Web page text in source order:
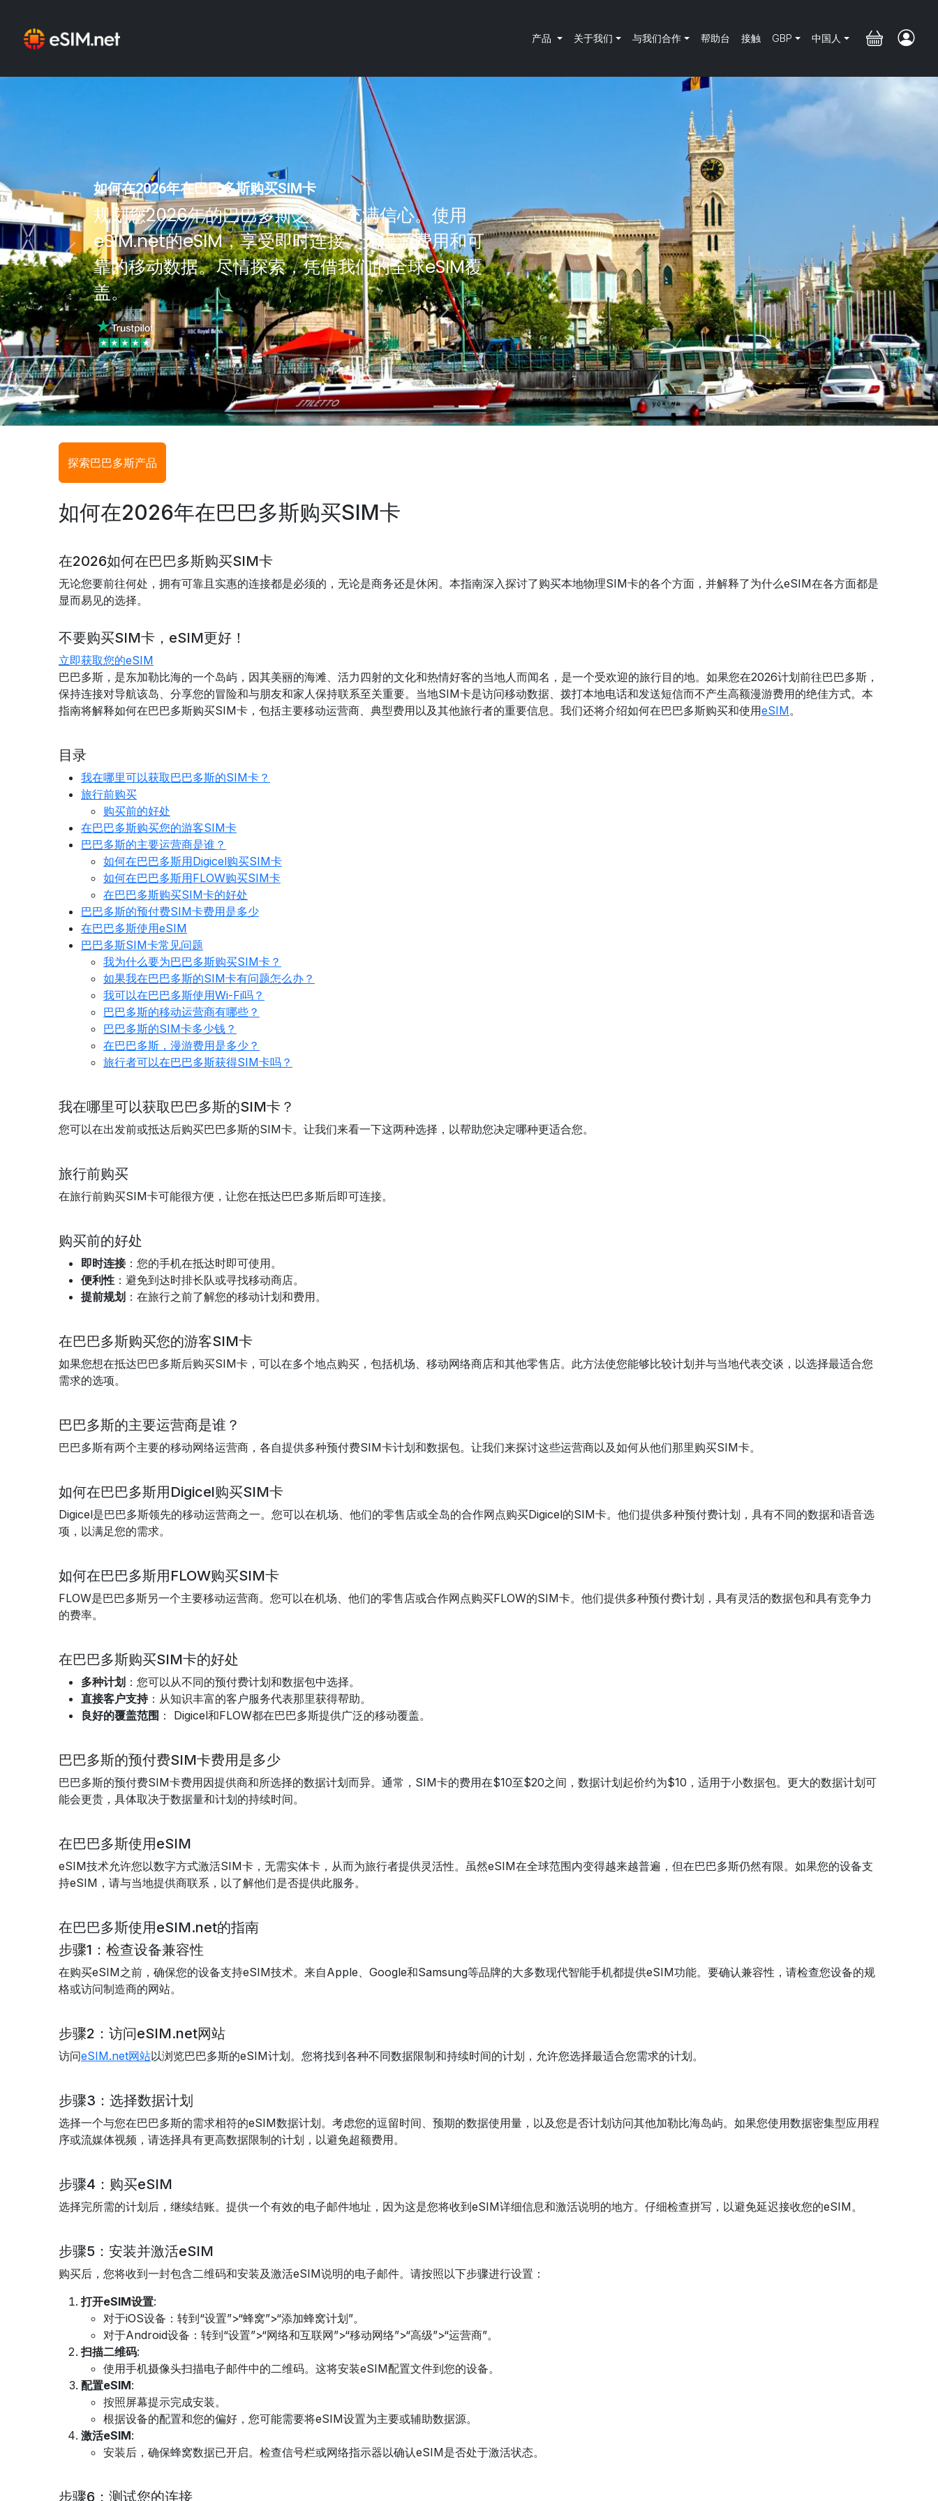
产品 关于我们 与我们合作 帮助台 接触 GBP 中国人
如何在2026年在巴巴多斯购买SIM卡
规划您2026年的巴巴多斯之旅，充满信心。使用
eSIM.net的eSIM，享受即时连接、无漫游费用和可
靠的移动数据。尽情探索，凭借我们的全球eSIM覆
盖。
Previous Next
探索巴巴多斯产品
如何在2026年在巴巴多斯购买SIM卡
在2026如何在巴巴多斯购买SIM卡
无论您要前往何处，拥有可靠且实惠的连接都是必须的，无论是商务还是休闲。本指南深入探讨了购买本地物理SIM卡的各个方面，并解释了为什么eSIM在各方面都是
显而易见的选择。
不要购买SIM卡，eSIM更好！
立即获取您的eSIM
巴巴多斯，是东加勒比海的一个岛屿，因其美丽的海滩、活力四射的文化和热情好客的当地人而闻名，是一个受欢迎的旅行目的地。如果您在2026计划前往巴巴多斯，
保持连接对导航该岛、分享您的冒险和与朋友和家人保持联系至关重要。当地SIM卡是访问移动数据、拨打本地电话和发送短信而不产生高额漫游费用的绝佳方式。本
指南将解释如何在巴巴多斯购买SIM卡，包括主要移动运营商、典型费用以及其他旅行者的重要信息。我们还将介绍如何在巴巴多斯购买和使用eSIM。
目录
我在哪里可以获取巴巴多斯的SIM卡？
旅行前购买
购买前的好处
在巴巴多斯购买您的游客SIM卡
巴巴多斯的主要运营商是谁？
如何在巴巴多斯用Digicel购买SIM卡
如何在巴巴多斯用FLOW购买SIM卡
在巴巴多斯购买SIM卡的好处
巴巴多斯的预付费SIM卡费用是多少
在巴巴多斯使用eSIM
巴巴多斯SIM卡常见问题
我为什么要为巴巴多斯购买SIM卡？
如果我在巴巴多斯的SIM卡有问题怎么办？
我可以在巴巴多斯使用Wi-Fi吗？
巴巴多斯的移动运营商有哪些？
巴巴多斯的SIM卡多少钱？
在巴巴多斯，漫游费用是多少？
旅行者可以在巴巴多斯获得SIM卡吗？
我在哪里可以获取巴巴多斯的SIM卡？
您可以在出发前或抵达后购买巴巴多斯的SIM卡。让我们来看一下这两种选择，以帮助您决定哪种更适合您。
旅行前购买
在旅行前购买SIM卡可能很方便，让您在抵达巴巴多斯后即可连接。
购买前的好处
即时连接：您的手机在抵达时即可使用。
便利性 ：避免到达时排长队或寻找移动商店。
提前规划 ：在旅行之前了解您的移动计划和费用。
在巴巴多斯购买您的游客SIM卡
如果您想在抵达巴巴多斯后购买SIM卡，可以在多个地点购买，包括机场、移动网络商店和其他零售店。此方法使您能够比较计划并与当地代表交谈，以选择最适合您
需求的选项。
巴巴多斯的主要运营商是谁？
巴巴多斯有两个主要的移动网络运营商，各自提供多种预付费SIM卡计划和数据包。让我们来探讨这些运营商以及如何从他们那里购买SIM卡。
如何在巴巴多斯用Digicel购买SIM卡
Digicel是巴巴多斯领先的移动运营商之一。您可以在机场、他们的零售店或全岛的合作网点购买Digicel的SIM卡。他们提供多种预付费计划，具有不同的数据和语音选
项，以满足您的需求。
如何在巴巴多斯用FLOW购买SIM卡
FLOW是巴巴多斯另一个主要移动运营商。您可以在机场、他们的零售店或合作网点购买FLOW的SIM卡。他们提供多种预付费计划，具有灵活的数据包和具有竞争力
的费率。
在巴巴多斯购买SIM卡的好处
多种计划 ：您可以从不同的预付费计划和数据包中选择。
直接客户支持：从知识丰富的客户服务代表那里获得帮助。
良好的覆盖范围 ： Digicel和FLOW都在巴巴多斯提供广泛的移动覆盖。
巴巴多斯的预付费SIM卡费用是多少
巴巴多斯的预付费SIM卡费用因提供商和所选择的数据计划而异。通常，SIM卡的费用在$10至$20之间，数据计划起价约为$10，适用于小数据包。更大的数据计划可
能会更贵，具体取决于数据量和计划的持续时间。
在巴巴多斯使用eSIM
eSIM技术允许您以数字方式激活SIM卡，无需实体卡，从而为旅行者提供灵活性。虽然eSIM在全球范围内变得越来越普遍，但在巴巴多斯仍然有限。如果您的设备支
持eSIM，请与当地提供商联系，以了解他们是否提供此服务。
在巴巴多斯使用eSIM.net的指南
步骤1：检查设备兼容性
在购买eSIM之前，确保您的设备支持eSIM技术。来自Apple、Google和Samsung等品牌的大多数现代智能手机都提供eSIM功能。要确认兼容性，请检查您设备的规
格或访问制造商的网站。
步骤2：访问eSIM.net网站
访问eSIM.net网站以浏览巴巴多斯的eSIM计划。您将找到各种不同数据限制和持续时间的计划，允许您选择最适合您需求的计划。
步骤3：选择数据计划
选择一个与您在巴巴多斯的需求相符的eSIM数据计划。考虑您的逗留时间、预期的数据使用量，以及您是否计划访问其他加勒比海岛屿。如果您使用数据密集型应用程
序或流媒体视频，请选择具有更高数据限制的计划，以避免超额费用。
步骤4：购买eSIM
选择完所需的计划后，继续结账。提供一个有效的电子邮件地址，因为这是您将收到eSIM详细信息和激活说明的地方。仔细检查拼写，以避免延迟接收您的eSIM。
步骤5：安装并激活eSIM
购买后，您将收到一封包含二维码和安装及激活eSIM说明的电子邮件。请按照以下步骤进行设置：
打开eSIM设置:
对于iOS设备：转到“设置”>“蜂窝”>“添加蜂窝计划”。
对于Android设备：转到“设置”>“网络和互联网”>“移动网络”>“高级”>“运营商”。
扫描二维码:
使用手机摄像头扫描电子邮件中的二维码。这将安装eSIM配置文件到您的设备。
配置eSIM:
按照屏幕提示完成安装。
根据设备的配置和您的偏好，您可能需要将eSIM设置为主要或辅助数据源。
激活eSIM:
安装后，确保蜂窝数据已开启。检查信号栏或网络指示器以确认eSIM是否处于激活状态。
步骤6：测试您的连接